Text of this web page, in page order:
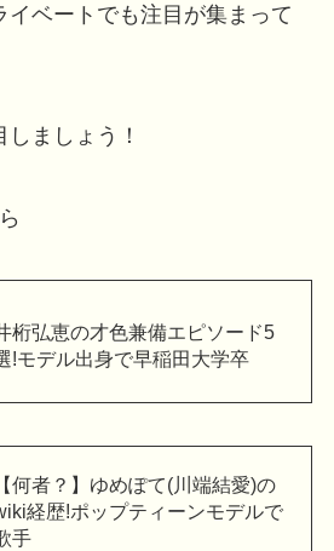
イベートでも注目が集まって
ましょう！
桁弘恵の才色兼備エピソード5
!モデル出身で早稲田大学卒
【何者？】ゆめぽて(川端結愛)の
経歴!ポップティーンモデルで
手